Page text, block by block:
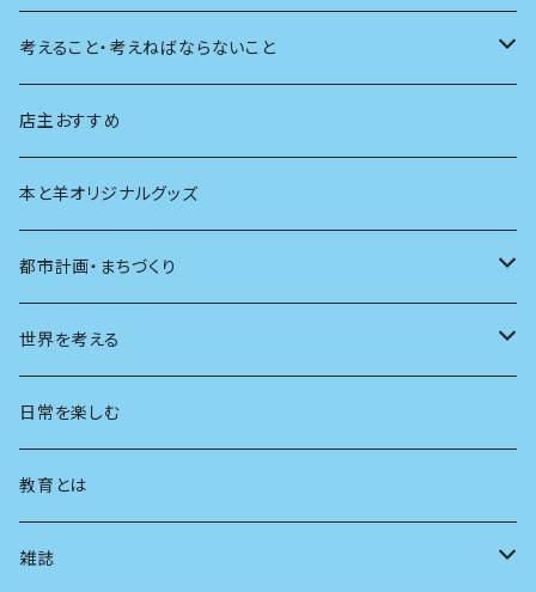
天体
生物
考えること・考えねばならないこと
創元社 シリーズ「あいだで考える」
店主おすすめ
本と羊オリジナルグッズ
都市計画・まちづくり
都市
地方
まちづくり
コミュニティ
世界を考える
思想
日常を楽しむ
教育とは
雑誌